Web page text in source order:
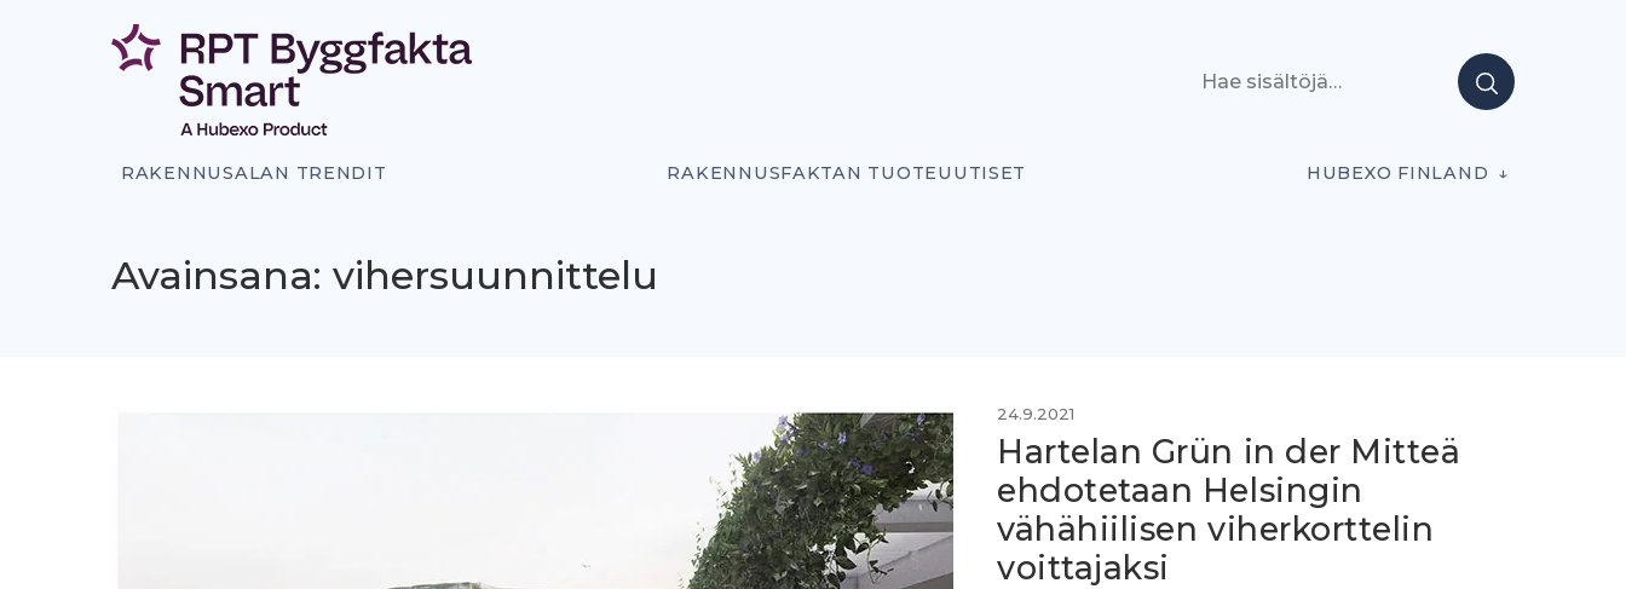
RAKENNUSALAN TRENDIT RAKENNUSFAKTAN TUOTEUUTISET HUBEXO FINLAND
Avainsana: vihersuunnittelu
24.9.2021
Hartelan Grün in der Mitteä
ehdotetaan Helsingin
vähähiilisen viherkorttelin
voittajaksi